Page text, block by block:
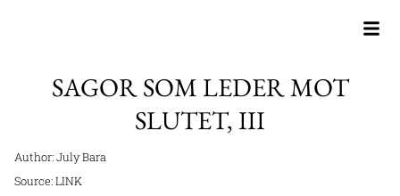
SAGOR SOM LEDER MOT
SLUTET, III
Author: July Bara
Source:LINK